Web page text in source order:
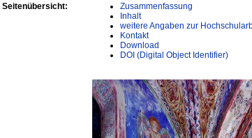
Seitenübersicht:
Zusammenfassung
Inhalt
weitere Angaben zur
Kontakt
Download
DOI (Digital Object Identifier)